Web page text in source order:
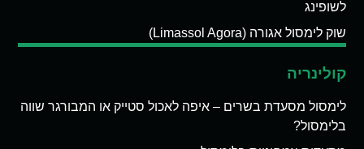
לשופינג
שוק לימסול אגורה (Limassol Agora)
קולינריה
לימסול מסעדת בשרים – איפה לאכול סטייק או המבורגר שווה
בלימסול?